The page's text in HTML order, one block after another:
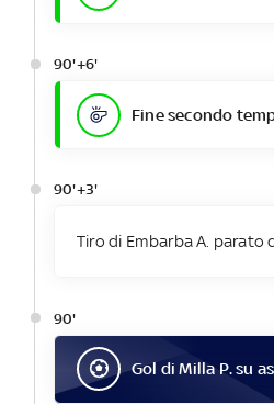
90'+6'
Fine secondo
90'+3'
Tiro di Embarba A. parato
90'
Gol diMilla P.su